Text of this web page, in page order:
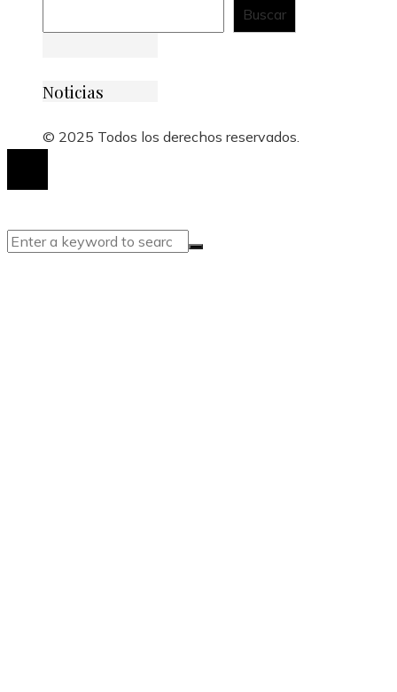
Buscar
Noticias
© 2025 Todos los derechos reservados.